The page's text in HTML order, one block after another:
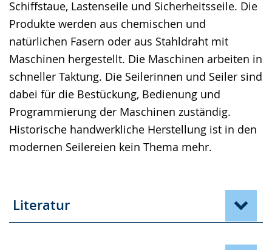
Schiffstaue, Lastenseile und Sicherheitsseile. Die
Produkte werden aus chemischen und
natürlichen Fasern oder aus Stahldraht mit
Maschinen hergestellt. Die Maschinen arbeiten in
schneller Taktung. Die Seilerinnen und Seiler sind
dabei für die Bestückung, Bedienung und
Programmierung der Maschinen zuständig.
Historische handwerkliche Herstellung ist in den
modernen Seilereien kein Thema mehr.
Literatur